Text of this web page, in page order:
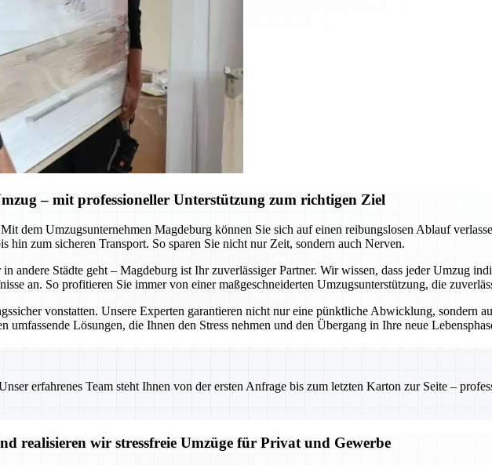
– mit professioneller Unterstützung zum richtigen Ziel
dem Umzugsunternehmen Magdeburg können Sie sich auf einen reibungslosen Ablauf
hin zum sicheren Transport. So sparen Sie nicht nur Zeit, sondern auch Nerven.
andere Städte geht – Magdeburg ist Ihr zuverlässiger Partner. Wir wissen, dass jeder Umzug
an. So profitieren Sie immer von einer maßgeschneiderten Umzugsunterstützung, die
vonstatten. Unsere Experten garantieren nicht nur eine pünktliche Abwicklung, sondern
Lösungen, die Ihnen den Stress nehmen und den Übergang in Ihre neue
erfahrenes Team steht Ihnen von der ersten Anfrage bis zum letzten Karton zur Seite –
realisieren wir stressfreie Umzüge für Privat und Gewerbe